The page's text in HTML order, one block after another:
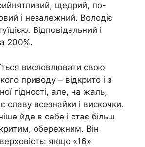
щедрий, по-
і незалежний. Володіє
Відповідальний і
200%.
висловлювати свою
приводу – відкрито і з
гідності, але, на жаль,
славу всезнайки і вискочки.
йде в себе і стає більш
обережним. Він
якщо «16»